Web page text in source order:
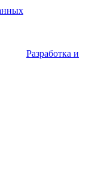
Разработка и